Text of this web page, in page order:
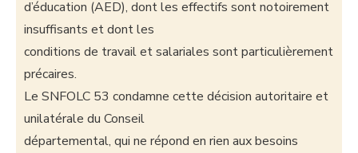
d’éducation (AED), dont les effectifs sont notoirement
insuffisants et dont les
conditions de travail et salariales sont particulièrement
précaires.
Le SNFOLC 53 condamne cette décision autoritaire et
unilatérale du Conseil
départemental, qui ne répond en rien aux besoins